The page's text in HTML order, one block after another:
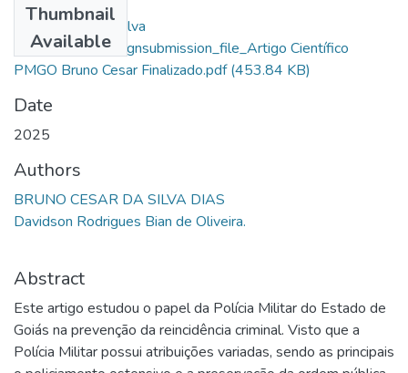
Thumbnail
Available
Bruno Cesar Da Silva
Dias_76958_assignsubmission_file_Artigo Científico
PMGO Bruno Cesar Finalizado.pdf(453.84 KB)
Date
2025
Authors
BRUNO CESAR DA SILVA DIAS
Davidson Rodrigues Bian de Oliveira.
Abstract
Este artigo estudou o papel da Polícia Militar do Estado de
Goiás na prevenção da reincidência criminal. Visto que a
Polícia Militar possui atribuições variadas, sendo as principais